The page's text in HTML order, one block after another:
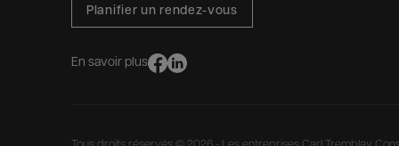
Planifier un rendez-vous
En savoir plus
Tous droits réservés © 2026 - Les entreprises Carl Tremblay